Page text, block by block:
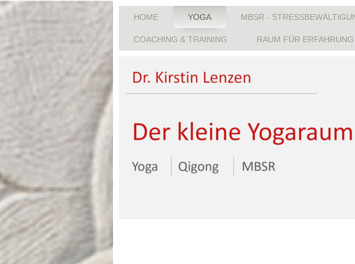
HOME YOGA MBSR -
COACHING & TRAINING RAUM FÜR ERFAHRUNG